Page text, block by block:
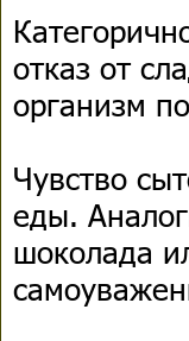
отказ от
организм
Чувство
еды.
шоколада